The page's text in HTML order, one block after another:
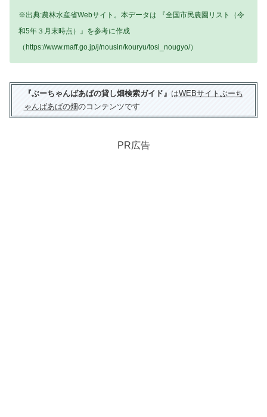
※出典:農林水産省Webサイト。本データは 『全国市民農園リスト（令
和5年３月末時点）』を参考に作成
（https://www.maff.go.jp/j/nousin/kouryu/tosi_nougyo/）
『ぶーちゃんばあばの貸し畑検索ガイド』 はWEBサイトぶーち
ゃんばあばの畑のコンテンツです
PR広告